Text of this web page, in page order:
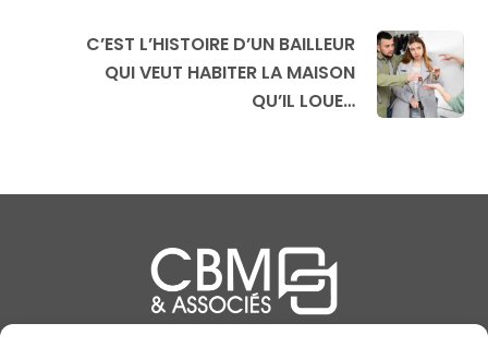
C’EST L’HISTOIRE D’UN BAILLEUR
QUI VEUT HABITER LA MAISON
QU’IL LOUE…